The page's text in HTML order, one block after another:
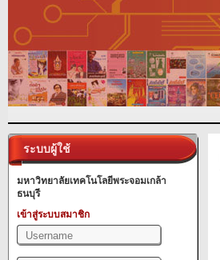
ระบบผู้ใช้
มหาวิทยาลัยเทคโนโลยีพระจอมเกล้า
ธนบุรี
เข้าสู่ระบบสมาชิก